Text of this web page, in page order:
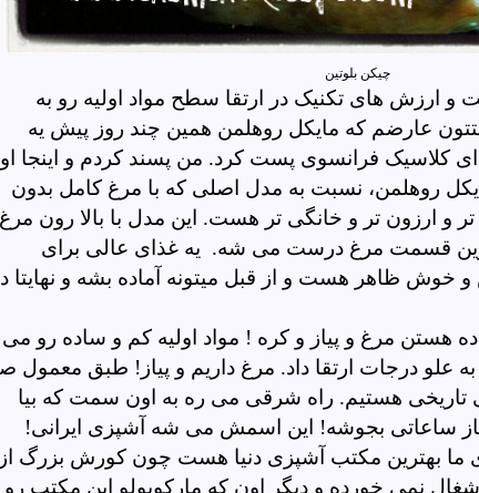
و ارزش های تکنیک در ارتقا سطح مواد اولیه رو به
عارضم که مایکل روهلمن همین چند روز پیش یه
کلاسیک فرانسوی پست کرد. من پسند کردم و اینجا
روهلمن، نسبت به مدل اصلی که با مرغ کامل بدون
ارزون تر و خانگی تر هست. این مدل با بالا رون مرغ
قسمت مرغ درست می شه. یه غذای عالی برای
خوش ظاهر هست و از قبل میتونه آماده بشه و نهایتا
هستن مرغ و پیاز و کره ! مواد اولیه کم و ساده رو می
علو درجات ارتقا داد. مرغ داریم و پیاز! طبق معمول
تاریخی هستیم. راه شرقی می ره به اون سمت که بیا
ساعاتی بجوشه! این اسمش می شه آشپزی ایرانی!
ما بهترین مکتب آشپزی دنیا هست چون کورش بزرگ
نمی خورده و دیگر اون که مارکوپولو این مکتب رو